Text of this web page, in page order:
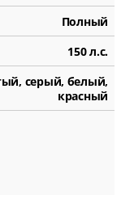
Полный
150 л.с.
серый, белый,
красный